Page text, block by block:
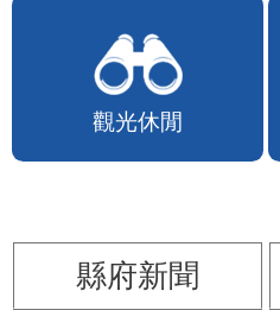
觀光休閒
縣府新聞